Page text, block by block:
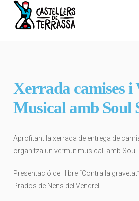
Xerrada camises i
Musical amb Soul
Aprofitant la xerrada de entrega de
organitza un vermut musical amb Soul
Presentació del llibre “Contra la
Prados de Nens del Vendrell